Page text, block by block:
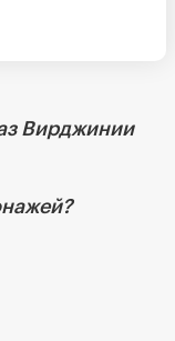
Вирджинии